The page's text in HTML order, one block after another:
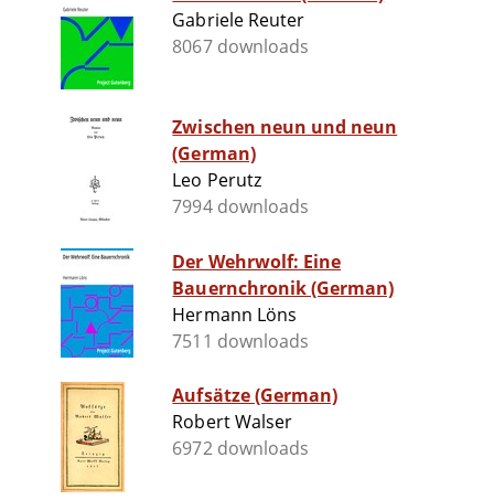
Gabriele Reuter
8067 downloads
Zwischen neun und neun
(German)
Leo Perutz
7994 downloads
Der Wehrwolf: Eine
Bauernchronik (German)
Hermann Löns
7511 downloads
Aufsätze (German)
Robert Walser
6972 downloads